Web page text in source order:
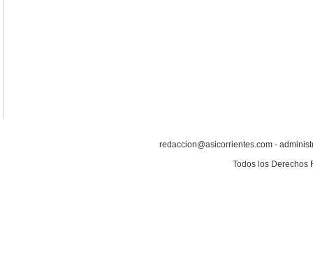
redaccion@asicorrientes.com -
Todos los Derechos